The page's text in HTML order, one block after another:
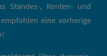
Standes-, Renten- und
eine vorherige